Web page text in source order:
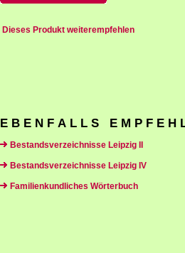
Dieses Produkt weiterempfehlen
E B E N F A L L S E M P F E H
Bestandsverzeichnisse Leipzig II
Bestandsverzeichnisse Leipzig IV
Familienkundliches Wörterbuch